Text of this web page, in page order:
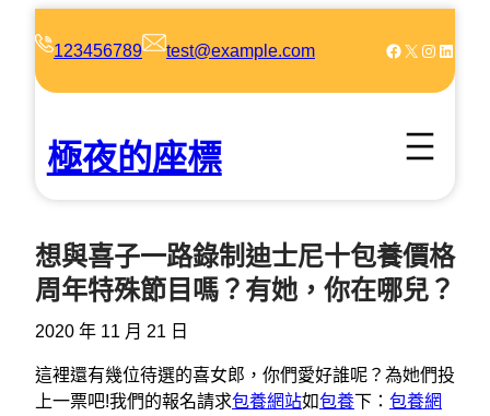
123456789 test@example.com Facebook X Instagram LinkedIn
極夜的座標
想與喜子一路錄制迪士尼十包養價格
周年特殊節目嗎？有她，你在哪兒？
2020 年 11 月 21 日
這裡還有幾位待選的喜女郎，你們愛好誰呢？為她們投
上一票吧!我們的報名請求包養網站如包養下： 包養網